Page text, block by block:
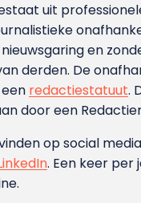
uit
en
derden. De
redactiestatuut.
door een
op social
. Een keer per